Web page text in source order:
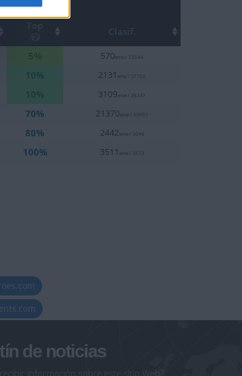
Top Clasif.
5% 570eme / 33544
10% 2131 eme / 37750
10% 3109eme / 38247
70% 21370eme / 33997
80% 2442eme / 3096
100% 3511 eme / 3573
de noticias
recibir información sobre este sitio Web?